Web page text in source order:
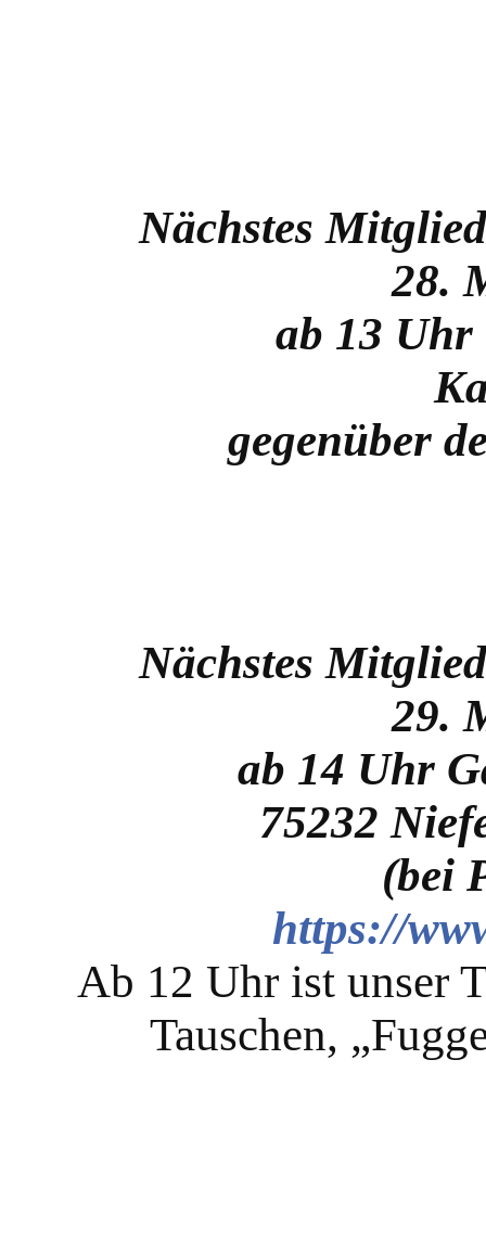
Nächstes
28.
ab 13 Uhr
gegenüber
Nächstes
29.
ab 14 Uhr
75232
(bei
https://
Ab 12 Uhr ist unser
Tauschen,